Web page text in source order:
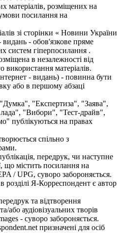
матеріалів, розміщених на
умови посилання на
зі сторінки « Новини України
видань - обов'язкове пряме
систем гіперпосилання .
в незалежності від
використання матеріалів.
- видань) - повинна бути
або в першому абзаці
"Експертиза", "Заява",
"Вибори", "Тест-драйв",
публікуються на правах
спільно з
передрук, чи наступне
що містить посилання на
/ UPG, суворо забороняється.
розділі Я-Корреспондент є автор
та відтворення
або аудіовізуальних творів
- суворо забороняється.
призначені для осіб